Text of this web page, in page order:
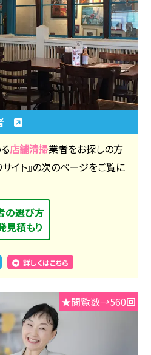
者
店舗清掃業者をお探しの方
イト』の次のページをご覧に
の選び方
見積もり
詳しくはこちら
★閲覧数→560回